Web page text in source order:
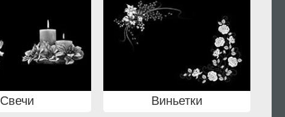
Свечи Виньетки